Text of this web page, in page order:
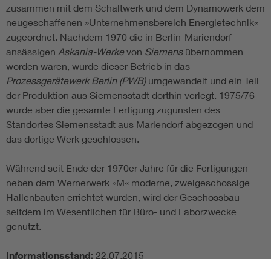
zusammen mit dem Schaltwerk und dem Dynamowerk dem
neugeschaffenen »Unternehmensbereich Energietechnik«
zugeordnet. Nachdem 1970 die in Berlin-Mariendorf
ansässigen Askania-Werkevon Siemensübernommen
worden waren, wurde dieser Betrieb in das
Prozessgerätewerk Berlin (PWB)umgewandelt und ein Teil
der Produktion aus Siemensstadt dorthin verlegt. 1975/76
wurde aber die gesamte Fertigung zugunsten des
Standortes Siemensstadt aus Mariendorf abgezogen und
das dortige Werk geschlossen.
Während seit Ende der 1970er Jahre für die Fertigungen
neben dem Wernerwerk »M« moderne, zweigeschossige
Hallenbauten errichtet wurden, wird der Geschossbau
seitdem im Wesentlichen für Büro- und Laborzwecke
genutzt.
Informationsstand: 22.07.2015